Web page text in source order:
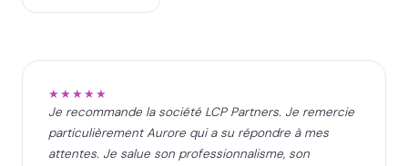
★★★★★
Je recommande la société LCP Partners. Je remercie
particulièrement Aurore qui a su répondre à mes
attentes. Je salue son professionnalisme, son